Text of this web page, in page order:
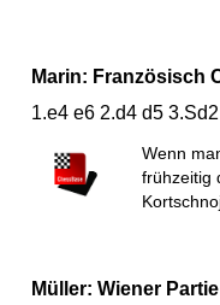
Marin: Französisch
1.e4 e6 2.d4 d5
Wenn
frühzeitig
Müller: Wiener